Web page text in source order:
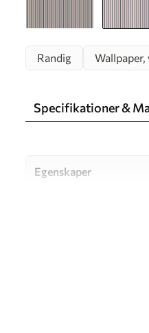
Randig Wallpaper,
Specifikationer &
Egenskaper